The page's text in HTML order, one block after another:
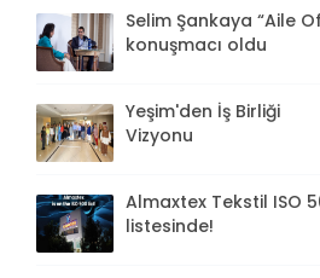
Selim Şankaya “Aile
konuşmacı oldu
Yeşim'den İş Birliği
Vizyonu
Almaxtex Tekstil ISO
listesinde!